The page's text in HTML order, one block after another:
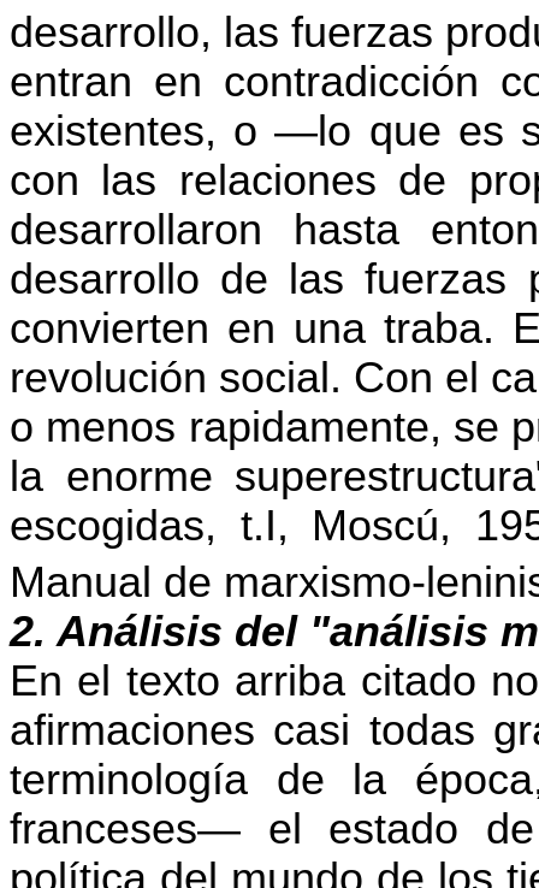
desarrollo, las fuerzas
entran en contradicción
existentes, o —lo que es
con las relaciones de
desarrollaron hasta
desarrollo de las fuerzas
convierten en una traba.
revolución social. Con el
o menos rapidamente, se
la enorme
escogidas, t.I, Moscú,
Manual de marxismo-
2. Análisis del "análisis
En el texto arriba citado
afirmaciones casi todas
terminología de la
franceses— el estado de
política del mundo de los